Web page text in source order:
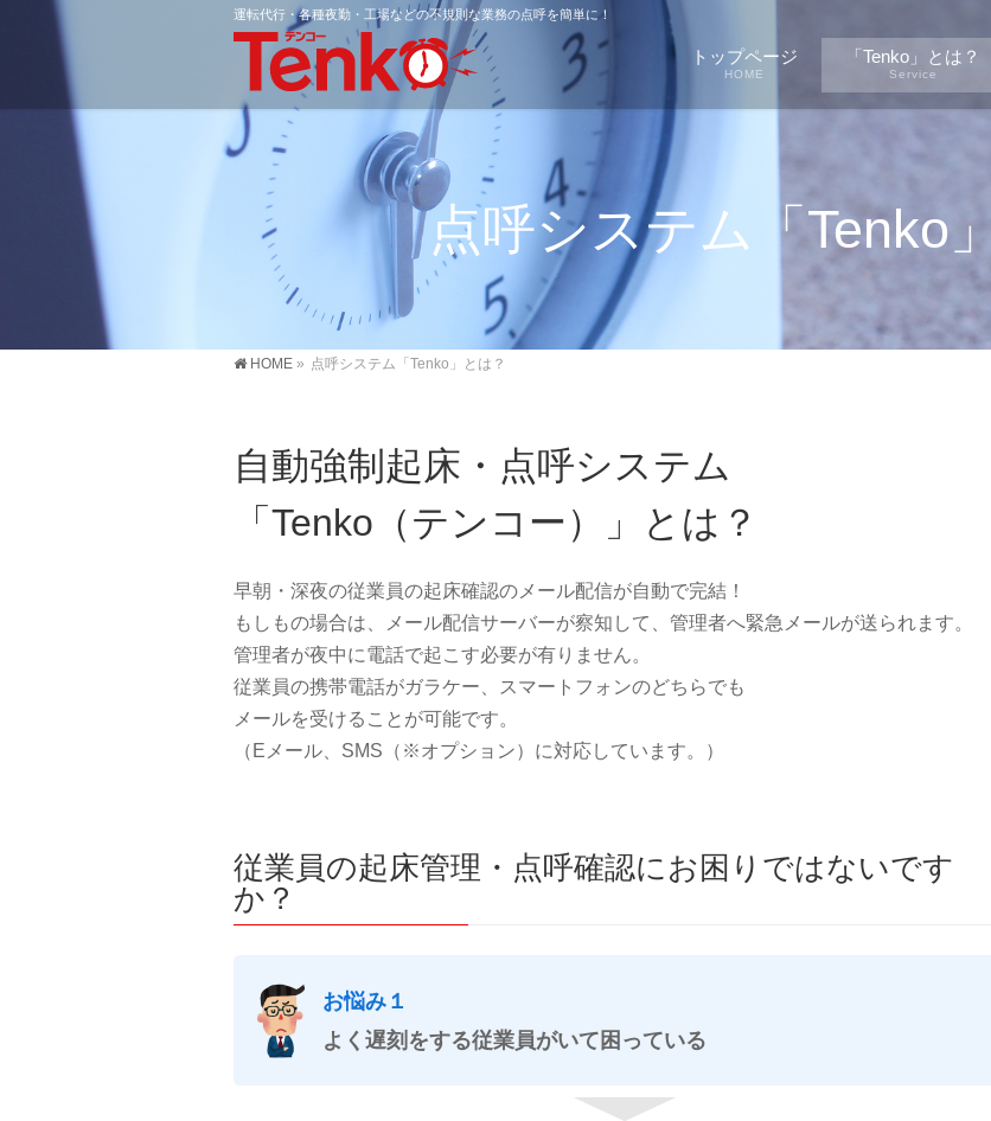
運転代行・各種夜勤・工場などの不規則な業務の点呼を簡単に！
トップページ
HOME
「Tenko」とは？
Service
点呼システム「Tenko
HOME » 点呼システム「Tenko」とは？
自動強制起床・点呼システム
「Tenko（テンコー）」とは？
早朝・深夜の従業員の起床確認のメール配信が自動で完結！
もしもの場合は、メール配信サーバーが察知して、管理者へ緊急メールが送られます。
管理者が夜中に電話で起こす必要が有りません。
従業員の携帯電話がガラケー、スマートフォンのどちらでも
メールを受けることが可能です。
（Eメール、SMS（※オプション）に対応しています。）
従業員の起床管理・点呼確認にお困りではないです
か？
お悩み１
よく遅刻をする従業員がいて困っている